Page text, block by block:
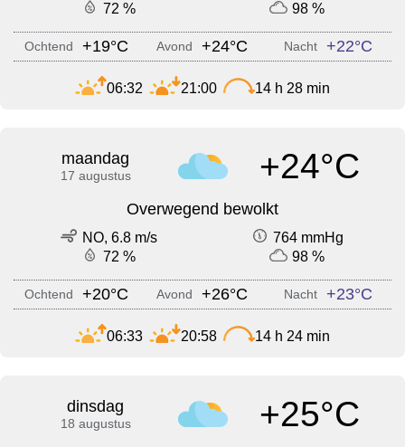
72 %
98 %
Ochtend +19°C Avond +24°C Nacht +22°C
06:32 21:00 14 h 28 min
maandag
17 augustus +24°C
Overwegend bewolkt
NO, 6.8 m/s
764 mmHg
72 %
98 %
Ochtend +20°C Avond +26°C Nacht +23°C
06:33 20:58 14 h 24 min
dinsdag
18 augustus +25°C